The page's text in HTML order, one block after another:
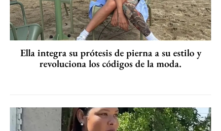
Ella integra su prótesis de pierna a su estilo y
revoluciona los códigos de la moda.